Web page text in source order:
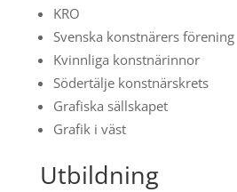
KRO
Svenska konstnärers förening
Kvinnliga konstnärinnor
Södertälje konstnärskrets
Grafiska sällskapet
Grafik i väst
Utbildning